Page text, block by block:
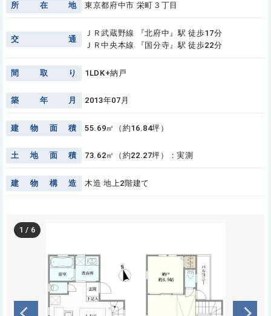
所 在 地 東京都府中市 栄町３丁目
交 通
ＪＲ武蔵野線 『北府中』駅 徒歩17分
ＪＲ中央本線 『国分寺』駅 徒歩22分
間 取 り 1LDK+納戸
築 年 月 2013年07月
建 物 面 積 55.69㎡（約16.84坪）
土 地 面 積 73.62㎡（約22.27坪）：実測
建 物 構 造 木造 地上2階建て
1 / 6